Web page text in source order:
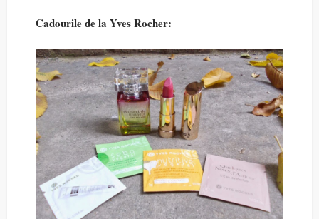
Cadourile de la Yves Rocher: